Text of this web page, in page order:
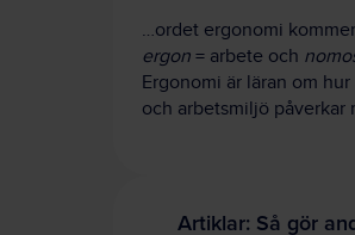
…ordet ergonomi
ergon= arbete och
Ergonomi är läran om
och arbetsmiljö påverkar
Artiklar: Så gör